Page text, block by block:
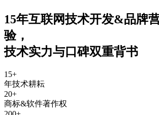
15年互联网技术开发&品牌
验，
技术实力与口碑双重背书
15+
年技术耕耘
20+
商标&软件著作权